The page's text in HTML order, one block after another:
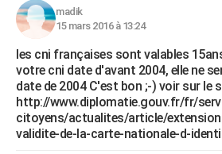
Carte de Noël
Carte Bonne année
Carte Saint-Valentin
Carte Pâques
Carte d'anniversaire
DICTIONNAIRE
COPAINS D'AVANT
S'inscrire
Se connecter
Lycées
Collèges
Primaires
Universités
Entreprises
Service militaire
Avis de recherche
AVIS DE DÉCÈS
FORUM
madik
15 mars 2016 à 13:24
les cni françaises sont valables
votre cni date d'avant 2004, elle ne
date de 2004 C'est bon ;-) voir sur le
http://www.diplomatie.gouv.fr/fr/
citoyens/actualites/article/
validite-de-la-carte-nationale-d-